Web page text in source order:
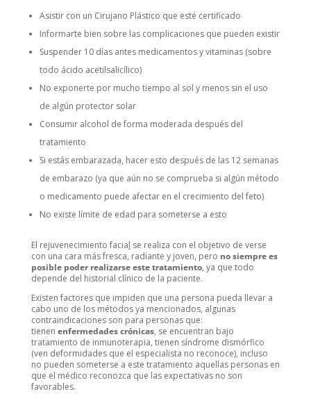
Asistir con un Cirujano Plástico que esté certificado
Informarte bien sobre las complicaciones que pueden existir
Suspender 10 días antes medicamentos y vitaminas (sobre
todo ácido acetilsalicílico)
No exponerte por mucho tiempo al sol y menos sin el uso
de algún protector solar
Consumir alcohol de forma moderada después del
tratamiento
Si estás embarazada, hacer esto después de las 12 semanas
de embarazo (ya que aún no se comprueba si algún método
o medicamento puede afectar en el crecimiento del feto)
No existe límite de edad para someterse a esto
El rejuvenecimiento facial se realiza con el objetivo de verse
con una cara más fresca, radiante y joven, pero no siempre es
posible poder realizarse este tratamiento, ya que todo
depende del historial clínico de la paciente.
Existen factores que impiden que una persona pueda llevar a
cabo uno de los métodos ya mencionados, algunas
contraindicaciones son para personas que:
tienen enfermedades crónicas, se encuentran bajo
tratamiento de inmunoterapia, tienen síndrome dismórfico
(ven deformidades que el especialista no reconoce), incluso
no pueden someterse a este tratamiento aquellas personas en
que el médico reconozca que las expectativas no son
favorables.